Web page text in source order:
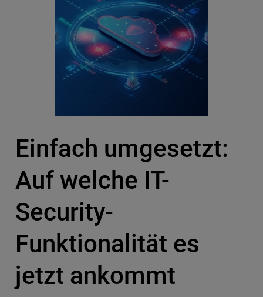
Einfach umgesetzt:
Auf welche IT-
Security-
Funktionalität es
jetzt ankommt